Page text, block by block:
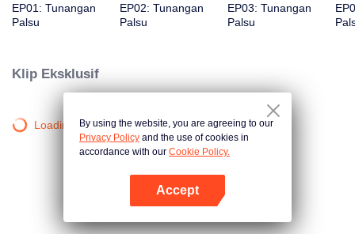
EP01: Tunangan
Palsu
EP02: Tunangan
Palsu
EP03: Tunangan
Palsu
Klip Eksklusif
Loading…By using the website, you are agreeing to our
Privacy Policy and the use of cookies in
accordance with our Cookie Policy.
Accept